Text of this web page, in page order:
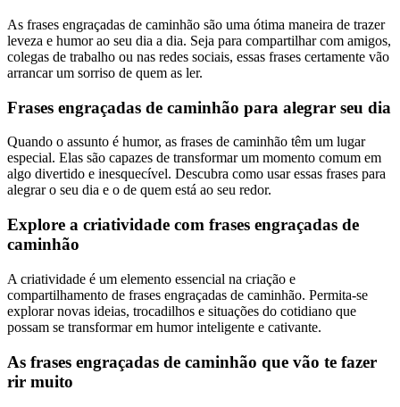
As frases engraçadas de caminhão são uma ótima maneira de trazer
leveza e humor ao seu dia a dia. Seja para compartilhar com amigos,
colegas de trabalho ou nas redes sociais, essas frases certamente vão
arrancar um sorriso de quem as ler.
Frases engraçadas de caminhão para alegrar seu dia
Quando o assunto é humor, as frases de caminhão têm um lugar
especial. Elas são capazes de transformar um momento comum em
algo divertido e inesquecível. Descubra como usar essas frases para
alegrar o seu dia e o de quem está ao seu redor.
Explore a criatividade com frases engraçadas de
caminhão
A criatividade é um elemento essencial na criação e
compartilhamento de frases engraçadas de caminhão. Permita-se
explorar novas ideias, trocadilhos e situações do cotidiano que
possam se transformar em humor inteligente e cativante.
As frases engraçadas de caminhão que vão te fazer
rir muito